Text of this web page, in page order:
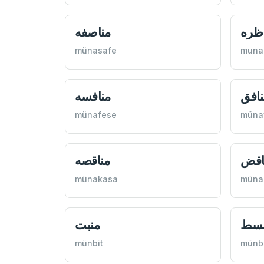
مناصفه
münasafe
منافسه
münafese
مناقصه
münakasa
منبت
münbit